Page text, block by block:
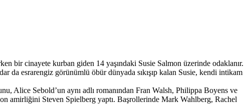
bir cinayete kurban giden 14 yaşındaki Susie Salmon üzerinde odaklanır.
da esrarengiz görünümlü öbür dünyada sıkışıp kalan Susie, kendi intikam
Alice Sebold’un aynı adlı romanından Fran Walsh, Philippa Boyens ve
amirliğini Steven Spielberg yaptı. Başrollerinde Mark Wahlberg, Rachel